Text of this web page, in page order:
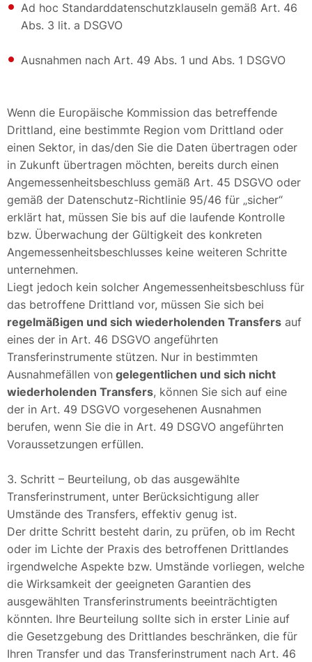
Ad hoc Standarddatenschutzklauseln gemäß Art. 46
Abs. 3 lit. a DSGVO
Ausnahmen nach Art. 49 Abs. 1 und Abs. 1 DSGVO
Wenn die Europäische Kommission das betreffende
Drittland, eine bestimmte Region vom Drittland oder
einen Sektor, in das/den Sie die Daten übertragen oder
in Zukunft übertragen möchten, bereits durch einen
Angemessenheitsbeschluss gemäß Art. 45 DSGVO oder
gemäß der Datenschutz-Richtlinie 95/46 für „sicher“
erklärt hat, müssen Sie bis auf die laufende Kontrolle
bzw. Überwachung der Gültigkeit des konkreten
Angemessenheitsbeschlusses keine weiteren Schritte
unternehmen.
Liegt jedoch kein solcher Angemessenheitsbeschluss für
das betroffene Drittland vor, müssen Sie sich bei
regelmäßigen und sich wiederholenden Transfers auf
eines der in Art. 46 DSGVO angeführten
Transferinstrumente stützen. Nur in bestimmten
Ausnahmefällen von gelegentlichen und sich nicht
wiederholenden Transfers, können Sie sich auf eine
der in Art. 49 DSGVO vorgesehenen Ausnahmen
berufen, wenn Sie die in Art. 49 DSGVO angeführten
Voraussetzungen erfüllen.
3. Schritt – Beurteilung, ob das ausgewählte
Transferinstrument, unter Berücksichtigung aller
Umstände des Transfers, effektiv genug ist.
Der dritte Schritt besteht darin, zu prüfen, ob im Recht
oder im Lichte der Praxis des betroffenen Drittlandes
irgendwelche Aspekte bzw. Umstände vorliegen, welche
die Wirksamkeit der geeigneten Garantien des
ausgewählten Transferinstruments beeinträchtigten
könnten. Ihre Beurteilung sollte sich in erster Linie auf
die Gesetzgebung des Drittlandes beschränken, die für
Ihren Transfer und das Transferinstrument nach Art. 46